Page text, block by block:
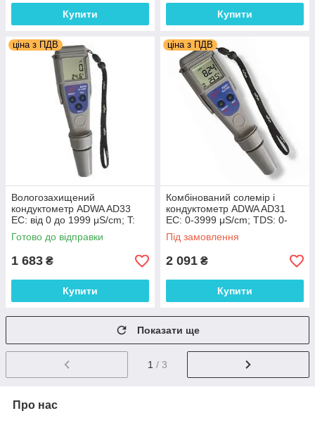
Купити Купити
ціна з ПДВ
Вологозахищений
кондуктометр ADWA AD33
EC: від 0 до 1999 μS/cm; T:
від 0.0 до 60.0°C АТС,
Румунія
Готово до відправки
1 683 ₴
Купити
ціна з ПДВ
Комбінований солемір і
кондуктометр ADWA AD31
EC: 0-3999 μS/cm; TDS: 0-
2000 ppm; T: 0.0-60.0°C, АТС,
Румунія
Під замовлення
2 091 ₴
Купити
Показати ще
1 / 3
Про нас